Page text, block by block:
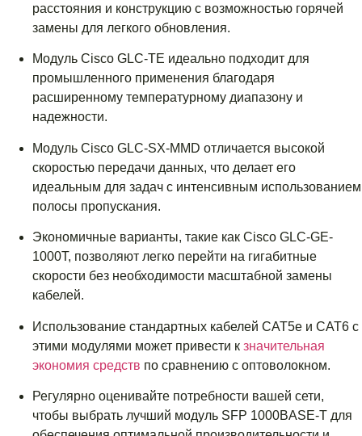
расстояния и конструкцию с возможностью горячей
замены для легкого обновления.
Модуль Cisco GLC-TE идеально подходит для
промышленного применения благодаря
расширенному температурному диапазону и
надежности.
Модуль Cisco GLC-SX-MMD отличается высокой
скоростью передачи данных, что делает его
идеальным для задач с интенсивным использованием
полосы пропускания.
Экономичные варианты, такие как Cisco GLC-GE-
1000T, позволяют легко перейти на гигабитные
скорости без необходимости масштабной замены
кабелей.
Использование стандартных кабелей CAT5e и CAT6 с
этими модулями может привести к значительная
экономия средств по сравнению с оптоволокном.
Регулярно оценивайте потребности вашей сети,
чтобы выбрать лучший модуль SFP 1000BASE-T для